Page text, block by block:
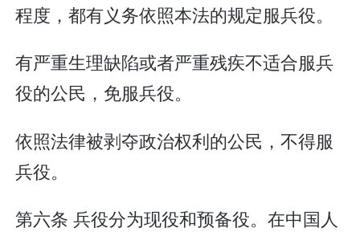
程度，都有义务依照本法的规定服兵役。
有严重生理缺陷或者严重残疾不适合服兵
役的公民，免服兵役。
依照法律被剥夺政治权利的公民，不得服
兵役。
第六条 兵役分为现役和预备役。在中国人